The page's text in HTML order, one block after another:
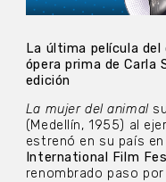
La última película
ópera prima de Carla
edición
La mujer del animal
(Medellín, 1955) al
estrenó en su país
International Film
renombrado paso